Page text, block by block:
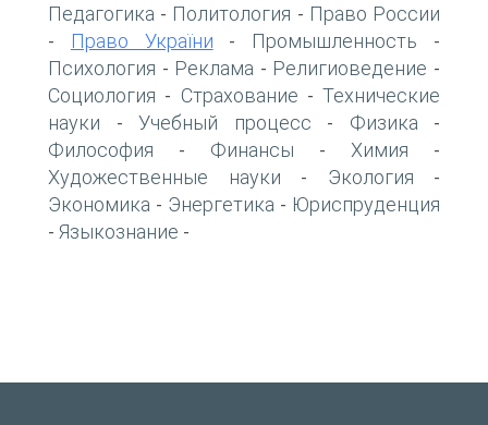
Педагогика - Политология - Право России
- Право України - Промышленность -
Психология - Реклама - Религиоведение -
Социология - Страхование - Технические
науки - Учебный процесс - Физика -
Философия - Финансы - Химия -
Художественные науки - Экология -
Экономика - Энергетика - Юриспруденция
- Языкознание -